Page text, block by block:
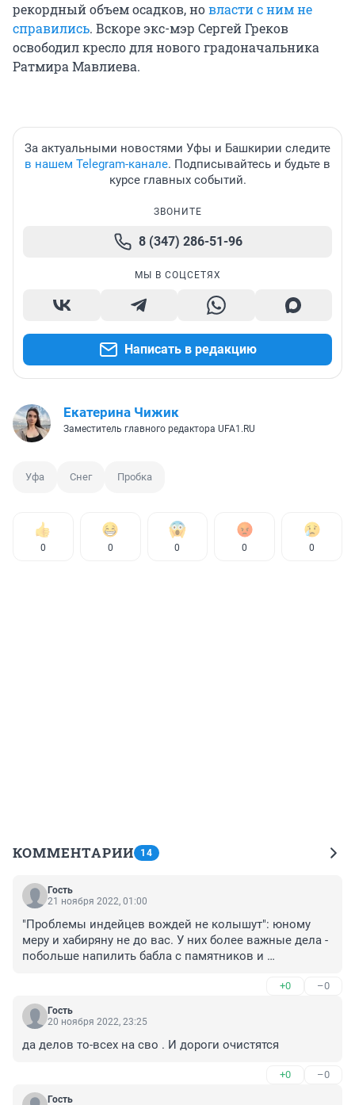
рекордный объем осадков, новласти с ним не
справились. Вскоре экс-мэр Сергей Греков
освободил кресло для нового градоначальника
Ратмира Мавлиева.
За актуальными новостями Уфы и Башкирии следите
в нашем Telegram-канале. Подписывайтесь и будьте в
курсе главных событий.
ЗВОНИТЕ
8 (347) 286-51-96
МЫ В СОЦСЕТЯХ
Написать в редакцию
Екатерина Чижик
Заместитель главного редактора UFA1.RU
Уфа Снег Пробка
0 0 0 0 0
КОММЕНТАРИИ 14
Гость
21 ноября 2022, 01:00
"Проблемы индейцев вождей не колышут": юному
меру и хабиряну не до вас. У них более важные дела -
побольше напилить бабла с памятников и
+0 –0
Гость
20 ноября 2022, 23:25
да делов то-всех на сво . И дороги очистятся
+0 –0
Гость